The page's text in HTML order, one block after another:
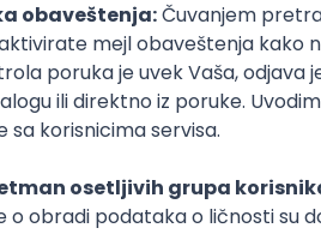
Intermediate